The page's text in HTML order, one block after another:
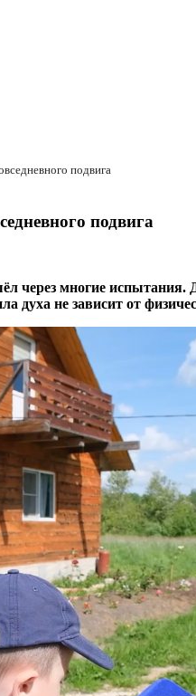
подвига
подвига
через многие
духа не зависит от